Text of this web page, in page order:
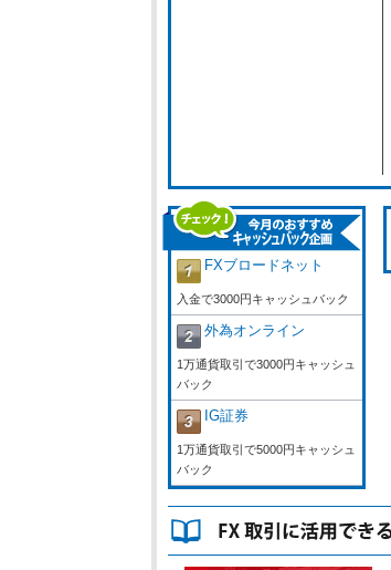
FXブロードネット
入金で3000円キャッシュバック
外為オンライン
1万通貨取引で3000円キャッシュ
バック
IG証券
1万通貨取引で5000円キャッシュ
バック